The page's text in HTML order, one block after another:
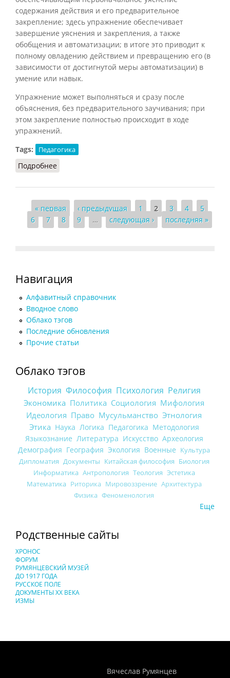
содержания действия и его предварительное
закрепление; здесь упражнение обеспечивает
завершение уяснения и закрепления, а также
обобщения и автоматизации; в итоге это приводит к
полному овладению действием и превращению его (в
зависимости от достигнутой меры автоматизации) в
умение или навык.
Упражнение может выполняться и сразу после
объяснения, без предварительного заучивания; при
этом закрепление полностью происходит в ходе
упражнений.
Tags:
Педагогика
Подробнее
Страницы
« первая ‹ предыдущая 1 2 3 4
5
6
7 8 9 … следующая › последняя »
Навигация
Алфавитный справочник
Вводное слово
Облако тэгов
Последние обновления
Прочие статьи
Облако тэгов
История Философия Психология Религия
Экономика Политика Социология Мифология
Идеология Право Мусульманство Этнология
Этика Наука Логика Педагогика Методология
Языкознание Литература Искусство Археология
Демография География Экология Военные Культура
Дипломатия Документы Китайская философия Биология
Информатика Антропология Теология Эстетика
Математика Риторика Мировоззрение Архитектура
Физика Феноменология
Еще
Родственные сайты
ХРОНОС
ФОРУМ
РУМЯНЦЕВСКИЙ МУЗЕЙ
ДО 1917 ГОДА
РУССКОЕ ПОЛЕ
ДОКУМЕНТЫ XX ВЕКА
ИЗМЫ
Вячеслав Румянцев